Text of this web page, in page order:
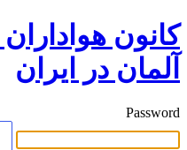
کانون
آلمان در ایران
Password